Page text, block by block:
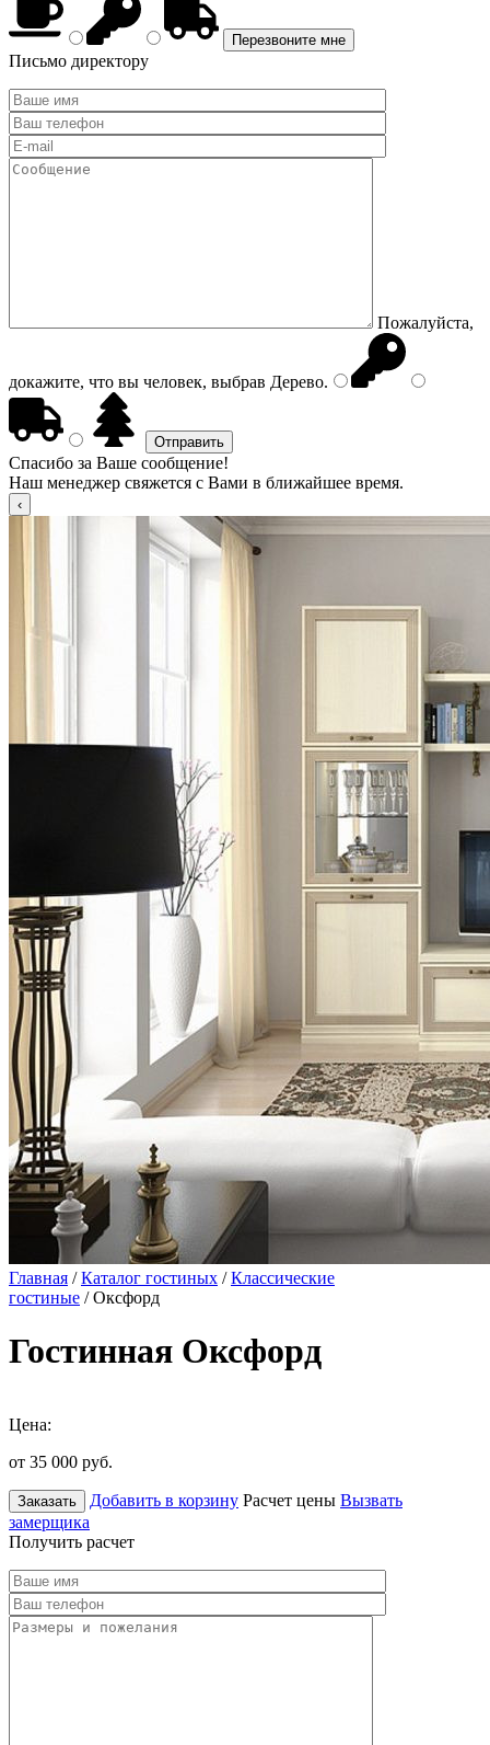
Письмо директору
Пожалуйста,
докажите, что вы человек, выбрав Дерево.
Спасибо за Ваше сообщение!
Наш менеджер свяжется с Вами в ближайшее время.
Главная /Каталог гостиных /Классические
гостиные / Оксфорд
Гостинная Оксфорд
Цена:
от 35 000 руб.
Заказать Добавить в корзину Расчет цены Вызвать
замерщика
Получить расчет